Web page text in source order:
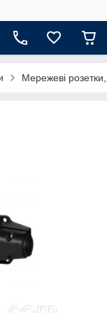
Мережеві